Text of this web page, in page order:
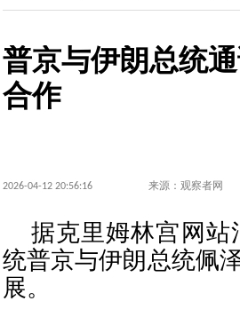
普京与伊朗总统
合作
2026-04-12 20:56:16 来源：观察者网
据克里姆林宫网站
统普京与伊朗总统佩
展。